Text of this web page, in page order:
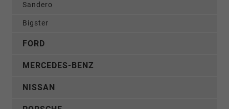
Sandero
Bigster
FORD
MERCEDES-BENZ
NISSAN